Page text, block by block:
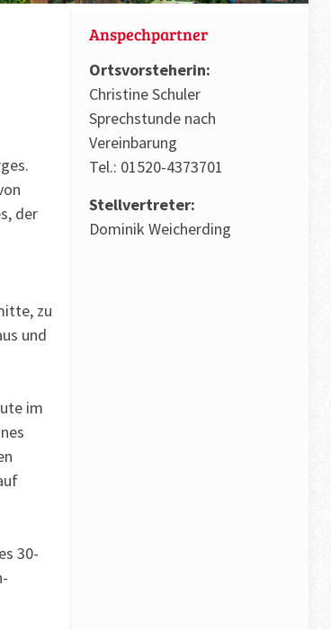
der
zu
und
im
30-
Anspechpartner
Ortsvorsteherin:
Christine Schuler
Sprechstunde nach
Vereinbarung
Tel.: 01520-4373701
Stellvertreter:
Dominik Weicherding